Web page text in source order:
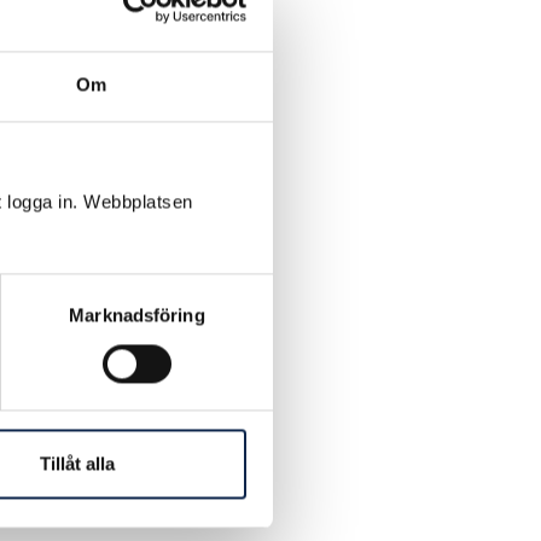
Om
in. Webbplatsen
Marknadsföring
Tillåt alla
16.00 –
rådet